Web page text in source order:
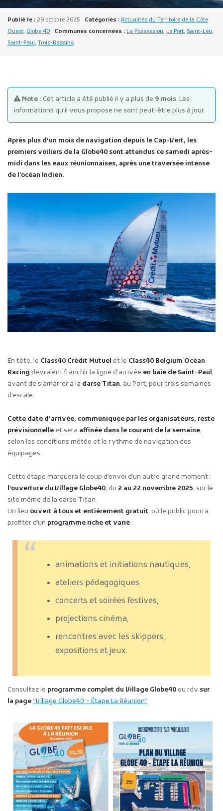
Publicité des actes
Marchés publics
Projets financés par l'Europe
Plans d'accès
Publié le : 29 octobre 2025 Catégories : Actualités du Territoire de la Côte
Ouest, Globe 40 Communes concernées : La Possession,Le Port, Saint-Leu,
Saint-Paul, Trois-Bassins
Note : Cet article a été publié il y a plus de 9 mois. Les
informations qu'il vous propose ne sont peut-être plus à jour.
Après plus d’un mois de navigation depuis le Cap-Vert, les
premiers voiliers de la Globe40 sont attendus ce samedi après-
midi dans les eaux réunionnaises, après une traversée intense
de l’océan Indien.
En tête, le Class40 Crédit Mutuel et le Class40 Belgium Océan
Racing devraient franchir la ligne d’arrivée en baie de Saint-Paul,
avant de s’amarrer à la darse Titan, au Port, pour trois semaines
d’escale.
Cette date d’arrivée, communiquée par les organisateurs, reste
prévisionnelleet sera affinée dans le courant de la semaine,
selon les conditions météo et le rythme de navigation des
équipages.
Cette étape marquera le coup d’envoi d’un autre grand moment :
l’ouverture du Village Globe40, du 2 au 22 novembre 2025, sur le
site même de la darse Titan.
Un lieu ouvert à tous et entièrement gratuit, où le public pourra
profiter d’un programme riche et varié :
animations et initiations nautiques,
ateliers pédagogiques,
concerts et soirées festives,
projections cinéma,
rencontres avec les skippers,
expositions et jeux.
Consultez le programme complet du Village Globe40ou rdv sur
la page“Village Globe40 – Étape La Réunion”